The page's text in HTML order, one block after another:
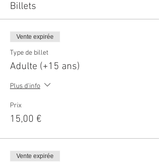
Billets
Vente expirée
Type de billet
Adulte (+15 ans)
Plus d'info
Prix
15,00 €
Vente expirée